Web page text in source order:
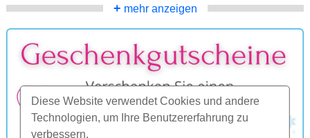
Diese Website verwendet Cookies und andere
Technologien, um Ihre Benutzererfahrung zu
verbessern.
+ mehr anzeigen